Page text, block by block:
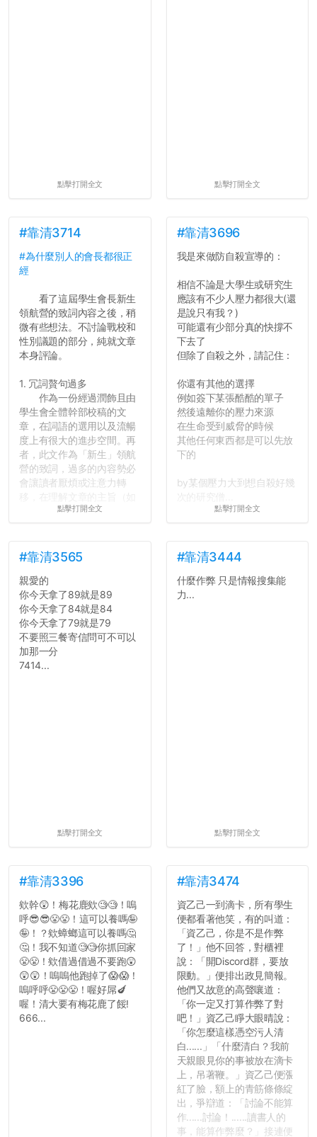
點擊打開全文 點擊打開全文
#靠清3714
#為什麼別人的會長都很正
經
看了這屆學生會長新生
領航營的致詞內容之後，稍
微有些想法。不討論戰校和
性別議題的部分，純就文章
本身評論。
1. 冗詞贅句過多
作為一份經過潤飾且由
學生會全體幹部校稿的文
章，在詞語的選用以及流暢
度上有很大的進步空間。再
者，此文作為「新生」領航
營的致詞，過多的內容勢必
會讓讀者厭煩或注意力轉
果有的話）前就失去興趣。
的聲明一樣正式，但至少在
用字上多加留意。有些語句
用說的可能會引人發笑或多
聽幾句，但寫成文字時只會
讓人感到疲乏。
2. 文章主題不明
在學生會臉書的貼文中
可以看到，全篇文章以連字
點擊打開全文
#靠清3696
我是來做防自殺宣導的：
相信不論是大學生或研究生
應該有不少人壓力都很大(還
是說只有我？)
可能還有少部分真的快撐不
下去了
但除了自殺之外，請記住：
你還有其他的選擇
例如簽下某張酷酷的單子
然後遠離你的壓力來源
在生命受到威脅的時候
其他任何東西都是可以先放
下的
by某個壓力大到想自殺好幾
點擊打開全文
#靠清3565
親愛的
你今天拿了89就是89
你今天拿了84就是84
你今天拿了79就是79
不要照三餐寄信問可不可以
加那一分
7414...
點擊打開全文
#靠清3444
什麼作弊 只是情報搜集能
力...
點擊打開全文
#靠清3396
欸幹😲！梅花鹿欸🧐🧐！嗚
呼😎😎😤😤！這可以養嗎🤪
🤪！？欸蟑螂這可以養嗎🤔
🤔！我不知道🧐🧐你抓回家
😤😤！欸借過借過不要跑😲
😲😲！嗚嗚他跑掉了😱😱！
嗚呼呼😤😤😤！喔好屌🍆
喔！清大要有梅花鹿了餒!
666...
#靠清3474
資乙己一到滴卡，所有學生
便都看著他笑，有的叫道：
「資乙己，你是不是作弊
了！」他不回答，對櫃裡
說：「開Discord群，要放
限動。」便排出政見簡報。
他們又故意的高聲嚷道：
「你一定又打算作弊了對
吧！」資乙己睜大眼晴說：
「你怎麼這樣憑空污人清
白......」「什麼清白？我前
天親眼見你的事被放在滴卡
上，吊著鞭。」資乙己便漲
紅了臉，額上的青筋條條綻
出，爭辯道：「討論不能算
作......討論！......讀書人的
事，能算作弊麼？」接連便